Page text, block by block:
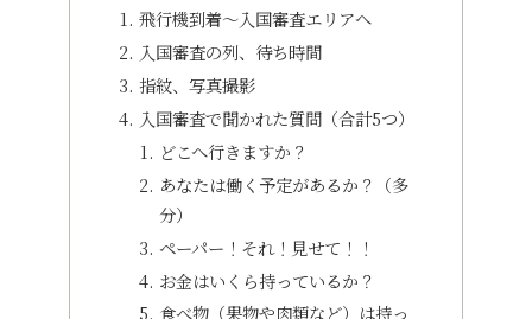
飛行機到着〜入国審査エリアへ
入国審査の列、待ち時間
指紋、写真撮影
入国審査で聞かれた質問（合計5つ）
どこへ行きますか？
あなたは働く予定があるか？（多
分）
ペーパー！それ！見せて！！
お金はいくら持っているか？
食べ物（果物や肉類など）は持っ